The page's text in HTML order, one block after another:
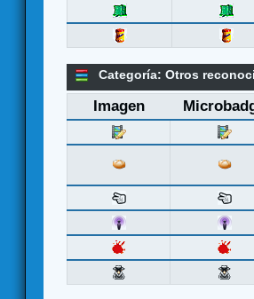
Categoría: Otros
Imagen